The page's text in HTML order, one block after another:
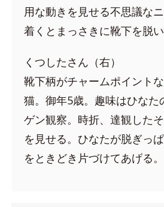
用な動きを見せる不思議な
着くとまっさきに靴下を脱い
くつしたさん（右）
靴下柄がチャームポイント
猫。御年5歳。趣味はひなた
ゲン観察。時折、達観した
を見せる。ひなたが脱ぎっ
をときどき片づけてあげる。